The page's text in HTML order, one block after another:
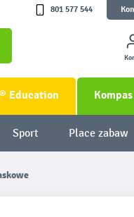
801 577 544
Education
Sport Place zabaw